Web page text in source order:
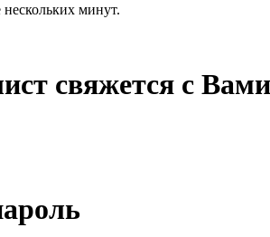
минут.
свяжется с